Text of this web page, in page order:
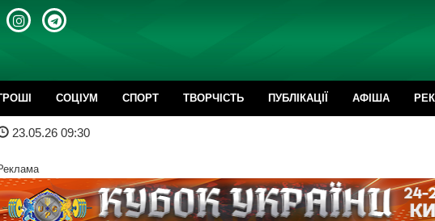
CОЦІУМ СПОРТ ТВОРЧІСТЬ ПУБЛІКАЦІЇ АФІША
23.05.26 09:30